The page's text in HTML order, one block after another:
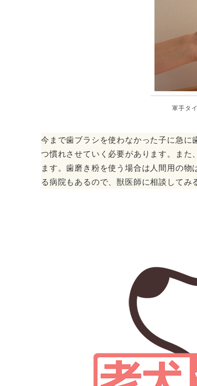
軍手タ
今まで歯ブラシを使わなかった子に急
つ慣れさせていく必要があります。また
ます。歯磨き粉を使う場合は人間用の
る病院もあるので、獣医師に相談してみ